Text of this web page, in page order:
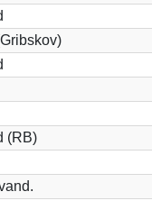
(RB)